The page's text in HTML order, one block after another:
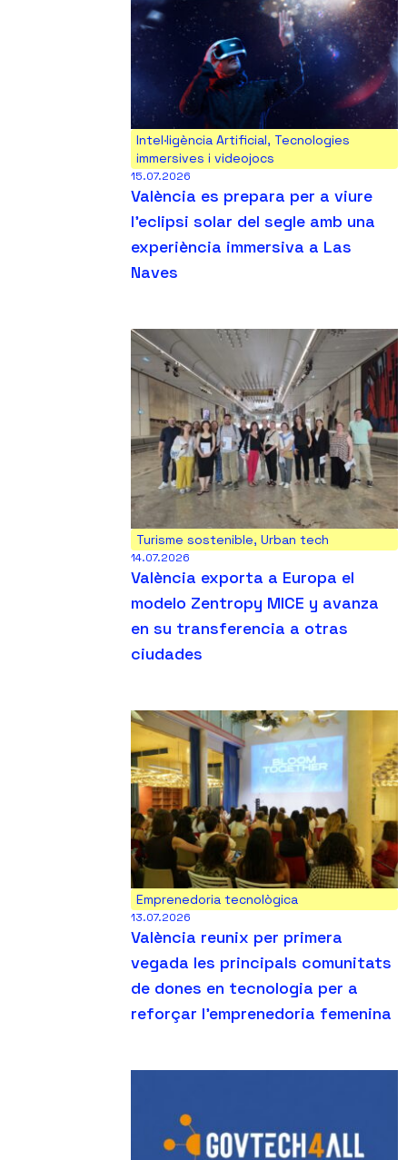
Intel·ligència Artificial, Tecnologies
immersives i videojocs
15.07.2026
València es prepara per a viure
l’eclipsi solar del segle amb una
experiència immersiva a Las
Naves
Turisme sostenible, Urban tech
14.07.2026
València exporta a Europa el
modelo Zentropy MICE y avanza
en su transferencia a otras
ciudades
Emprenedoria tecnològica
13.07.2026
València reunix per primera
vegada les principals comunitats
de dones en tecnologia per a
reforçar l’emprenedoria femenina